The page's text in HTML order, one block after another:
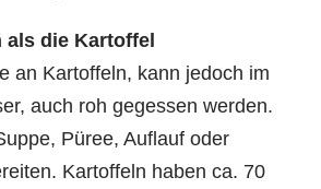
als die Kartoffel
an Kartoffeln, kann jedoch im
auch roh gegessen werden.
Püree, Auflauf oder
Kartoffeln haben ca. 70